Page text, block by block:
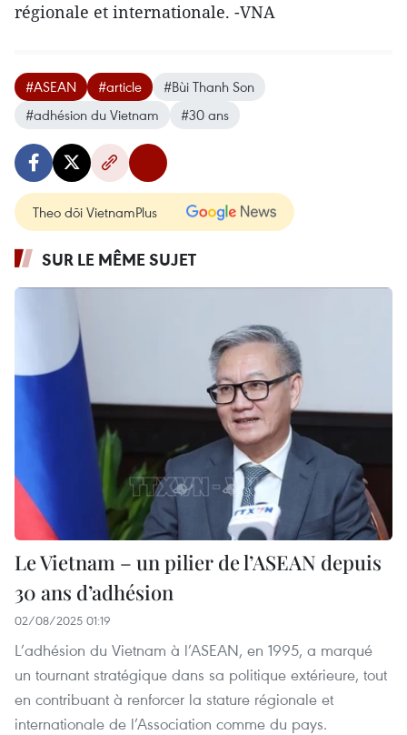
régionale et internationale. -VNA
#ASEAN #article
#Bùi Thanh Son
#adhésion du Vietnam
#30 ans
Theo dõi VietnamPlus
SUR LE MÊME SUJET
Le Vietnam – un pilier de l’ASEAN depuis
30 ans d’adhésion
02/08/2025 01:19
L’adhésion du Vietnam à l’ASEAN, en 1995, a marqué
un tournant stratégique dans sa politique extérieure, tout
en contribuant à renforcer la stature régionale et
internationale de l’Association comme du pays.